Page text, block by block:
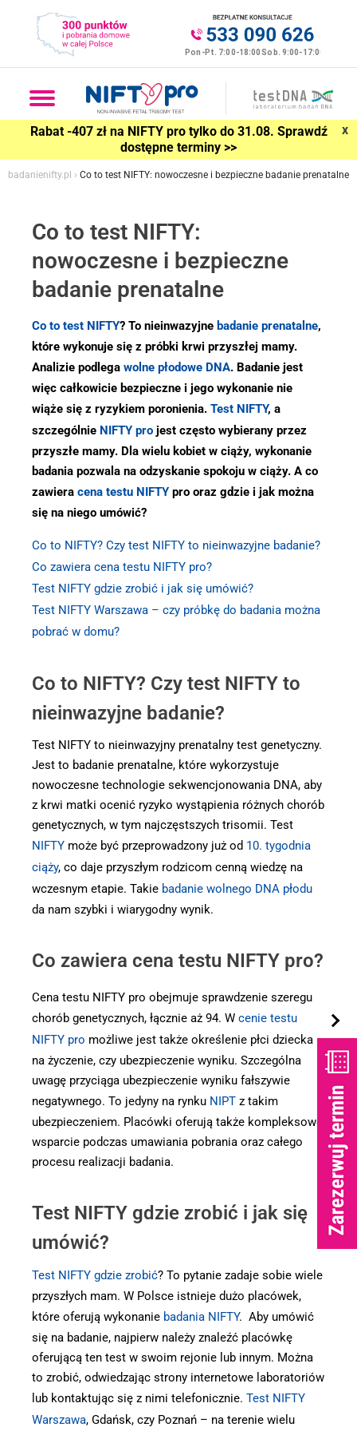
Rabat -407 zł na NIFTY pro tylko do 31.08. Sprawdź
dostępne terminy >>
x
badanienifty.pl › Co to test NIFTY: nowoczesne i bezpieczne badanie prenatalne
Co to test NIFTY:
nowoczesne i bezpieczne
badanie prenatalne
Co to test NIFTY? To nieinwazyjne badanie prenatalne,
które wykonuje się z próbki krwi przyszłej mamy.
Analizie podlega wolne płodowe DNA. Badanie jest
więc całkowicie bezpieczne i jego wykonanie nie
wiąże się z ryzykiem poronienia. Test NIFTY, a
szczególnie NIFTY pro jest często wybierany przez
przyszłe mamy. Dla wielu kobiet w ciąży, wykonanie
badania pozwala na odzyskanie spokoju w ciąży. A co
zawiera cena testu NIFTY pro oraz gdzie i jak można
się na niego umówić?
Co to NIFTY? Czy test NIFTY to nieinwazyjne badanie?
Co zawiera cena testu NIFTY pro?
Test NIFTY gdzie zrobić i jak się umówić?
Test NIFTY Warszawa – czy próbkę do badania można
pobrać w domu?
Co to NIFTY? Czy test NIFTY to
nieinwazyjne badanie?
Test NIFTY to nieinwazyjny prenatalny test genetyczny.
Jest to badanie prenatalne, które wykorzystuje
nowoczesne technologie sekwencjonowania DNA, aby
z krwi matki ocenić ryzyko wystąpienia różnych chorób
genetycznych, w tym najczęstszych trisomii. Test
NIFTY może być przeprowadzony już od 10. tygodnia
ciąży, co daje przyszłym rodzicom cenną wiedzę na
wczesnym etapie. Takie badanie wolnego DNA płodu
da nam szybki i wiarygodny wynik.
Co zawiera cena testu NIFTY pro?
Cena testu NIFTY pro obejmuje sprawdzenie szeregu
chorób genetycznych, łącznie aż 94. W cenie testu
NIFTY pro możliwe jest także określenie płci dziecka
na życzenie, czy ubezpieczenie wyniku. Szczególna
uwagę przyciąga ubezpieczenie wyniku fałszywie
negatywnego. To jedyny na rynku NIPT z takim
ubezpieczeniem. Placówki oferują także kompleksowe
wsparcie podczas umawiania pobrania oraz całego
procesu realizacji badania.
Test NIFTY gdzie zrobić i jak się
umówić?
Test NIFTY gdzie zrobić? To pytanie zadaje sobie wiele
przyszłych mam. W Polsce istnieje dużo placówek,
które oferują wykonanie badania NIFTY. Aby umówić
się na badanie, najpierw należy znaleźć placówkę
oferującą ten test w swoim rejonie lub innym. Można
to zrobić, odwiedzając strony internetowe laboratoriów
lub kontaktując się z nimi telefonicznie. Test NIFTY
Warszawa, Gdańsk, czy Poznań – na terenie wielu